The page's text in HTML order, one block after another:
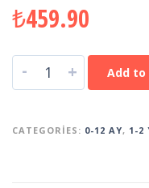
₺459.90
- + Add
CATEGORIES: 0-12 AY, 1-2